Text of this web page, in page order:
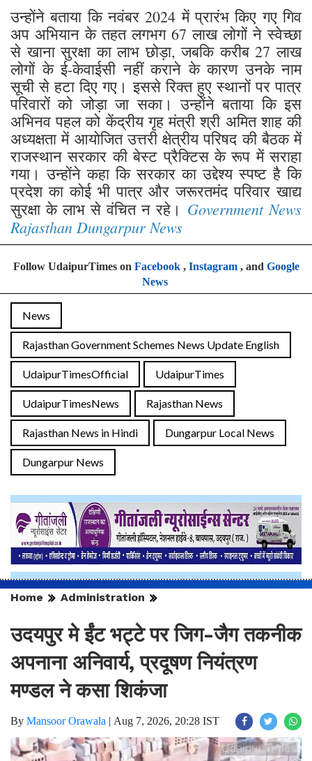
उन्होंने बताया कि नवंबर 2024 में प्रारंभ किए गए गिव
अप अभियान के तहत लगभग 67 लाख लोगों ने स्वेच्छा
से खाना सुरक्षा का लाभ छोड़ा, जबकि करीब 27 लाख
लोगों के ई-केवाईसी नहीं कराने के कारण उनके नाम
सूची से हटा दिए गए। इससे रिक्त हुए स्थानों पर पात्र
परिवारों को जोड़ा जा सका। उन्होंने बताया कि इस
अभिनव पहल को केंद्रीय गृह मंत्री श्री अमित शाह की
अध्यक्षता में आयोजित उत्तरी क्षेत्रीय परिषद की बैठक में
राजस्थान सरकार की बेस्ट प्रैक्टिस के रूप में सराहा
गया। उन्होंने कहा कि सरकार का उद्देश्य स्पष्ट है कि
प्रदेश का कोई भी पात्र और जरूरतमंद परिवार खाद्य
सुरक्षा के लाभ से वंचित न रहे। Government News
Rajasthan Dungarpur News
Follow UdaipurTimes on Facebook, Instagram, and Google
News
News
Rajasthan Government Schemes News Update English
UdaipurTimesOfficial UdaipurTimes
UdaipurTimesNews Rajasthan News
Rajasthan News in Hindi Dungarpur Local News
Dungarpur News
Home Administration
उदयपुर मे ईंट भट्टे पर जिग-जैग तकनीक
अपनाना अनिवार्य, प्रदूषण नियंत्रण
मण्डल ने कसा शिकंजा
By Mansoor Orawala | Aug 7, 2026, 20:28 IST